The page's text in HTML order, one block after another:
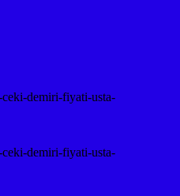
demiri-fiyati-usta-
demiri-fiyati-usta-